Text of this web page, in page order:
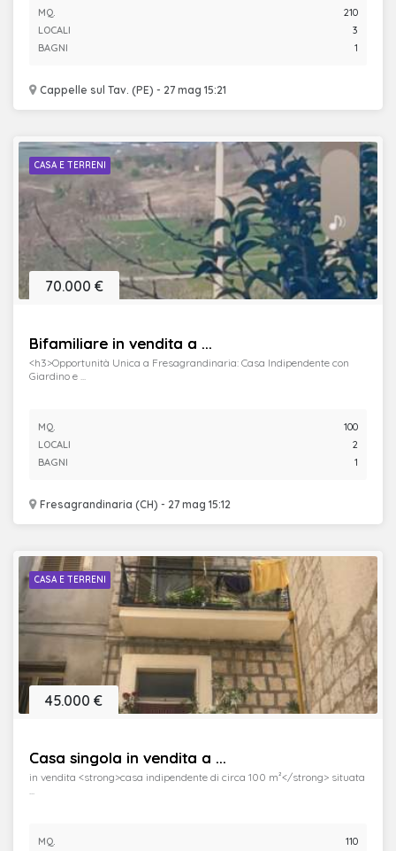
Cappelle sul Tav. (PE) - 27 mag 15:21
MQ.
210
LOCALI
3
BAGNI
1
CASA E TERRENI
Bifamiliare in vendita a ...
Fresagrandinaria (CH) - 27 mag 15:12
70.000 €
<h3>Opportunità Unica a Fresagrandinaria: Casa Indipendente con
Giardino e ...
MQ.
100
LOCALI
2
BAGNI
1
CASA E TERRENI
Casa singola in vendita a ...
45.000 €
in vendita <strong>casa indipendente di circa 100 m²</strong> situata
...
MQ.
110